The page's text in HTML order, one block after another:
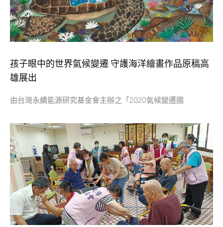
孩子眼中的世界氣候變遷 守護海洋繪畫作品原稿高
雄展出
由台灣永續能源研究基金會主辦之「2020氣候變遷國